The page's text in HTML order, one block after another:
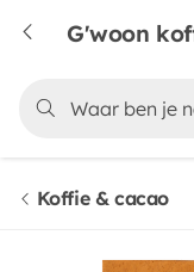
Koffie & cacao